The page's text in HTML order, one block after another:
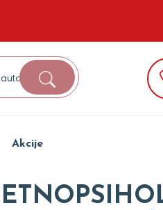
Akcije